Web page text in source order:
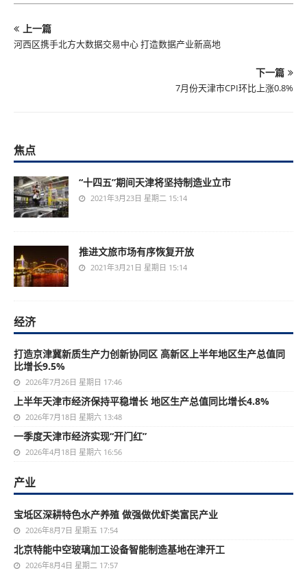
上一篇
河西区携手北方大数据交易中心 打造数据产业新高地
下一篇
7月份天津市CPI环比上涨0.8%
焦点
“十四五”期间天津将坚持制造业立市
2021年3月23日 星期二 15:14
推进文旅市场有序恢复开放
2021年3月21日 星期日 15:14
经济
打造京津冀新质生产力创新协同区 高新区上半年地区生产总值同
比增长9.5%
2026年7月26日 星期日 17:46
上半年天津市经济保持平稳增长 地区生产总值同比增长4.8%
2026年7月18日 星期六 13:48
一季度天津市经济实现“开门红”
2026年4月18日 星期六 16:56
产业
宝坻区深耕特色水产养殖 做强做优虾类富民产业
2026年8月7日 星期五 17:54
北京特能中空玻璃加工设备智能制造基地在津开工
2026年8月4日 星期二 17:57